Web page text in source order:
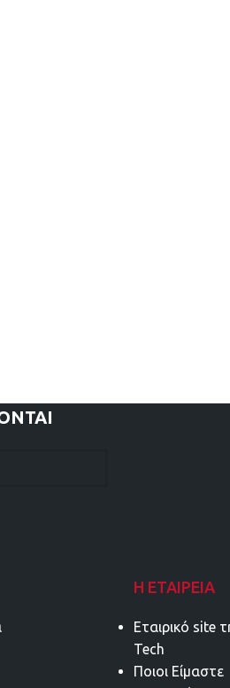
Η ΕΤΑΙΡΕΊΑ
Εταιρικό site
Tech
Ποιοι Είμαστε